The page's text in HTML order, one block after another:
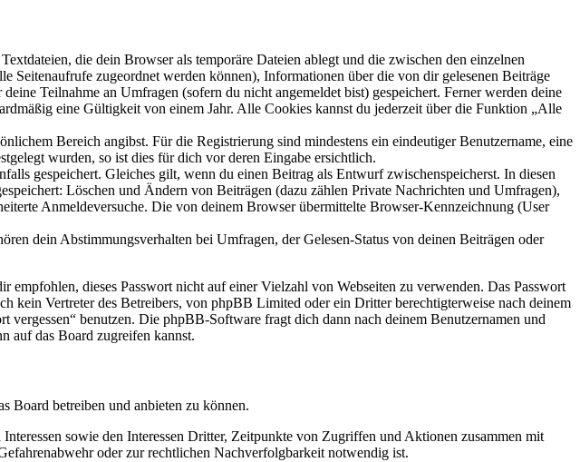
die dein Browser als temporäre Dateien ablegt und die zwischen den einzelnen
zugeordnet werden können), Informationen über die von dir gelesenen Beiträge
Teilnahme an Umfragen (sofern du nicht angemeldet bist) gespeichert. Ferner werden deine
eine Gültigkeit von einem Jahr. Alle Cookies kannst du jederzeit über die Funktion „Alle
Bereich angibst. Für die Registrierung sind mindestens ein eindeutiger Benutzername, eine
wurden, so ist dies für dich vor deren Eingabe ersichtlich.
gespeichert. Gleiches gilt, wenn du einen Beitrag als Entwurf zwischenspeicherst. In diesen
Löschen und Ändern von Beiträgen (dazu zählen Private Nachrichten und Umfragen),
Anmeldeversuche. Die von deinem Browser übermittelte Browser-Kennzeichnung (User
dein Abstimmungsverhalten bei Umfragen, der Gelesen-Status von deinen Beiträgen oder
dieses Passwort nicht auf einer Vielzahl von Webseiten zu verwenden. Das Passwort
kein Vertreter des Betreibers, von phpBB Limited oder ein Dritter berechtigterweise nach deinem
vergessen“ benutzen. Die phpBB-Software fragt dich dann nach deinem Benutzernamen und
auf das Board zugreifen kannst.
Board betreiben und anbieten zu können.
sowie den Interessen Dritter, Zeitpunkte von Zugriffen und Aktionen zusammen mit
oder zur rechtlichen Nachverfolgbarkeit notwendig ist.